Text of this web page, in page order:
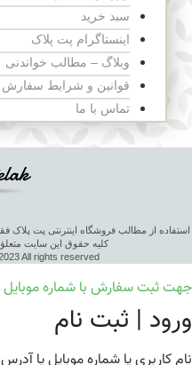
سبد خرید
اینستاگرام پت پلاک
وبلاگ – مطالب خواندنی
قوانین و شرایط سفارش
تماس با ما
استفاده از مطالب فروشگاه اینترنتی پت پلاک
کلیه حقوق این سایت
All rights reserved
جهت ثبت سفارش با شماره موبایل
ورود | ثبت نام
نام کاربری یا شماره موبایل یا